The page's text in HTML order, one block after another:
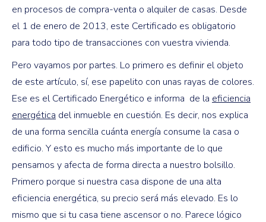
en procesos de compra-venta o alquiler de casas. Desde
el 1 de enero de 2013, este Certificado es obligatorio
para todo tipo de transacciones con vuestra vivienda.
Pero vayamos por partes. Lo primero es definir el objeto
de este artículo, sí, ese papelito con unas rayas de colores.
Ese es el Certificado Energético e informa de la eficiencia
energética del inmueble en cuestión. Es decir, nos explica
de una forma sencilla cuánta energía consume la casa o
edificio. Y esto es mucho más importante de lo que
pensamos y afecta de forma directa a nuestro bolsillo.
Primero porque si nuestra casa dispone de una alta
eficiencia energética, su precio será más elevado. Es lo
mismo que si tu casa tiene ascensor o no. Parece lógico